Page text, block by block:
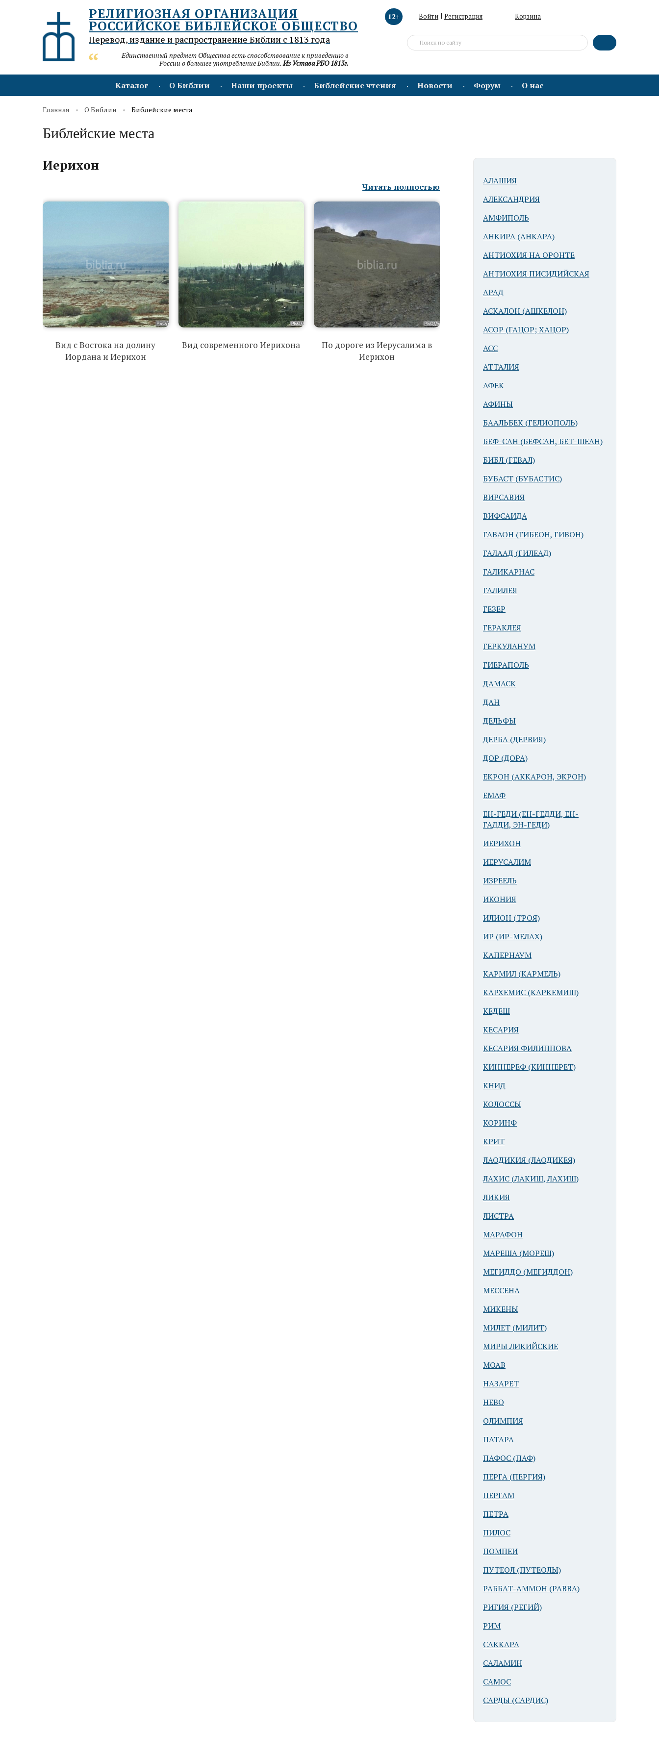
РЕЛИГИОЗНАЯ ОРГАНИЗАЦИЯ
РОССИЙСКОЕ БИБЛЕЙСКОЕ ОБЩЕСТВО
Перевод, издание и распространение Библии с 1813 года
Единственный предмет Общества есть способствование к приведению в
России в большее употребление Библии.Из Устава РБО 1813г.
12+ Войти | Регистрация Корзина
Каталог О Библии Наши проекты Библейские чтения Новости Форум О нас
Главная О Библии Библейские места
Библейские места
Иерихон
Читать полностью
Вид с Востока на долину
Иордана и Иерихон
Вид современного Иерихона
По дороге из Иерусалима в
Иерихон
АЛАШИЯ
АЛЕКСАНДРИЯ
АМФИПОЛЬ
АНКИРА (АНКАРА)
АНТИОХИЯ НА ОРОНТЕ
АНТИОХИЯ ПИСИДИЙСКАЯ
АРАД
АСКАЛОН (АШКЕЛОН)
АСОР (ГАЦОР; ХАЦОР)
АСС
АТТАЛИЯ
АФЕК
АФИНЫ
БААЛЬБЕК (ГЕЛИОПОЛЬ)
БЕФ-САН (БЕФСАН, БЕТ-ШЕАН)
БИБЛ (ГЕВАЛ)
БУБАСТ (БУБАСТИС)
ВИРСАВИЯ
ВИФСАИДА
ГАВАОН (ГИБЕОН, ГИВОН)
ГАЛААД (ГИЛЕАД)
ГАЛИКАРНАС
ГАЛИЛЕЯ
ГЕЗЕР
ГЕРАКЛЕЯ
ГЕРКУЛАНУМ
ГИЕРАПОЛЬ
ДАМАСК
ДАН
ДЕЛЬФЫ
ДЕРБА (ДЕРВИЯ)
ДОР (ДОРА)
ЕКРОН (АККАРОН, ЭКРОН)
ЕМАФ
ЕН-ГЕДИ (ЕН-ГЕДДИ, ЕН-
ГАДДИ, ЭН-ГЕДИ)
ИЕРИХОН
ИЕРУСАЛИМ
ИЗРЕЕЛЬ
ИКОНИЯ
ИЛИОН (ТРОЯ)
ИР (ИР-МЕЛАХ)
КАПЕРНАУМ
КАРМИЛ (КАРМЕЛЬ)
КАРХЕМИС (КАРКЕМИШ)
КЕДЕШ
КЕСАРИЯ
КЕСАРИЯ ФИЛИППОВА
КИННЕРЕФ (КИННЕРЕТ)
КНИД
КОЛОССЫ
КОРИНФ
КРИТ
ЛАОДИКИЯ (ЛАОДИКЕЯ)
ЛАХИС (ЛАКИШ, ЛАХИШ)
ЛИКИЯ
ЛИСТРА
МАРАФОН
МАРЕША (МОРЕШ)
МЕГИДДО (МЕГИДДОН)
МЕССЕНА
МИКЕНЫ
МИЛЕТ (МИЛИТ)
МИРЫ ЛИКИЙСКИЕ
МОАВ
НАЗАРЕТ
НЕВО
ОЛИМПИЯ
ПАТАРА
ПАФОС (ПАФ)
ПЕРГА (ПЕРГИЯ)
ПЕРГАМ
ПЕТРА
ПИЛОС
ПОМПЕИ
ПУТЕОЛ (ПУТЕОЛЫ)
РАББАТ-АММОН (РАВВА)
РИГИЯ (РЕГИЙ)
РИМ
САККАРА
САЛАМИН
САМОС
САРДЫ (САРДИС)